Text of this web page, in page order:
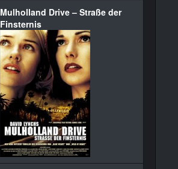
Mulholland Drive – Straße der
Finsternis